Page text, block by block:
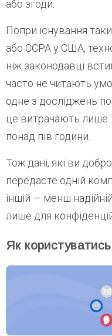
або згоди.
Попри існування
або CCPA у США,
ніж законодавці
часто не читають
одне з досліджень
це витрачають лише
понад пів години.
Тож дані, які ви
передаєте одній
іншій — менш
лише для
Як